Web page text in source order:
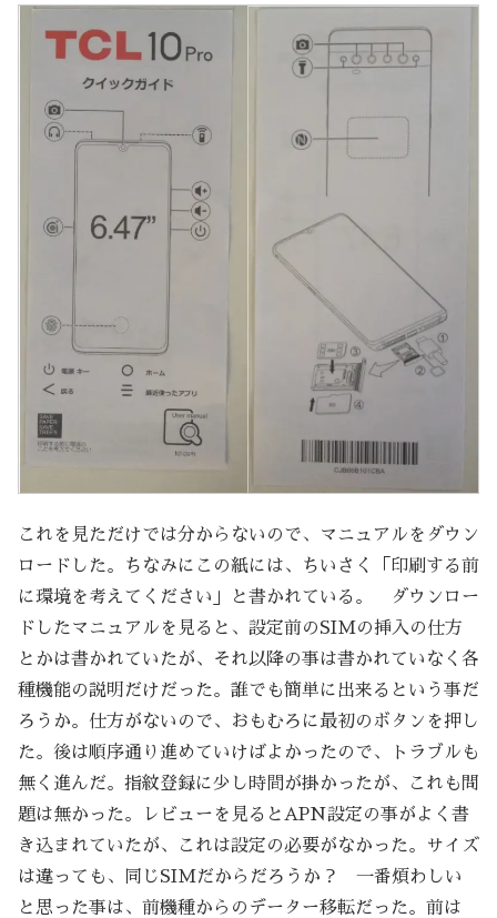
これを見ただけでは分からないので、マニュアルをダウン
ロードした。ちなみにこの紙には、ちいさく「印刷する前
に環境を考えてください」と書かれている。 ダウンロー
ドしたマニュアルを見ると、設定前のSIMの挿入の仕方
とかは書かれていたが、それ以降の事は書かれていなく各
種機能の説明だけだった。誰でも簡単に出来るという事だ
ろうか。仕方がないので、おもむろに最初のボタンを押し
た。後は順序通り進めていけばよかったので、トラブルも
無く進んだ。指紋登録に少し時間が掛かったが、これも問
題は無かった。レビューを見るとAPN設定の事がよく書
き込まれていたが、これは設定の必要がなかった。サイズ
は違っても、同じSIMだからだろうか？ 一番煩わしい
と思った事は、前機種からのデーター移転だった。前は